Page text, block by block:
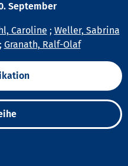
September
Caroline ; Weller, Sabrina
; Granath, Ralf-Olaf